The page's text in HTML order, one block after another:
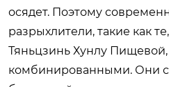
осядет. Поэтому
разрыхлители, такие как
Тяньцзинь Хунлу
комбинированными. Они